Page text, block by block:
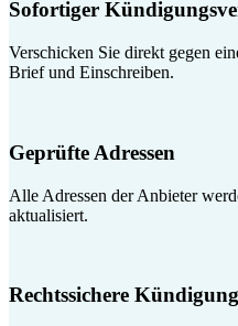
Sofortiger
Verschicken Sie direkt gegen
Brief und Einschreiben.
Geprüfte Adressen
Alle Adressen der Anbieter
aktualisiert.
Rechtssichere